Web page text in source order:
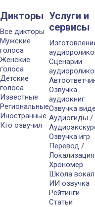
Дикторы
Все дикторы
Мужские
голоса
Женские
голоса
Детские
голоса
Известные
Региональные
Иностранные
Кто озвучил
Услуги и
сервисы
Сценарии
Озвучка
аудиокниг
Озвучка
Аудиогиды /
Озвучка игр
Перевод /
Локализация
Хрономер
Школа
ИИ озвучка
Рейтинги
Статьи